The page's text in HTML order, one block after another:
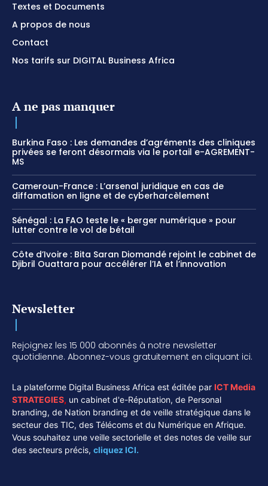
Textes et Documents
A propos de nous
Contact
Nos tarifs sur DIGITAL Business Africa
A ne pas manquer
Burkina Faso : Les demandes d’agréments des cliniques
privées se feront désormais via le portail e-AGREMENT-
MS
Cameroun-France : L’arsenal juridique en cas de
diffamation en ligne et de cyberharcèlement
Sénégal : La FAO teste le « berger numérique » pour
lutter contre le vol de bétail
Côte d’Ivoire : Bita Saran Diomandé rejoint le cabinet de
Djibril Ouattara pour accélérer l’IA et l’innovation
Newsletter
Rejoignez les 15 000 abonnés à notre newsletter
quotidienne. Abonnez-vous gratuitement en cliquant ici.
La plateforme Digital Business Africa est éditée par ICT Media
STRATEGIES, un cabinet d'e-Réputation, de Personal
branding, de Nation branding et de veille stratégique dans le
secteur des TIC, des Télécoms et du Numérique en Afrique.
Vous souhaitez une veille sectorielle et des notes de veille sur
des secteurs précis, cliquez ICI.